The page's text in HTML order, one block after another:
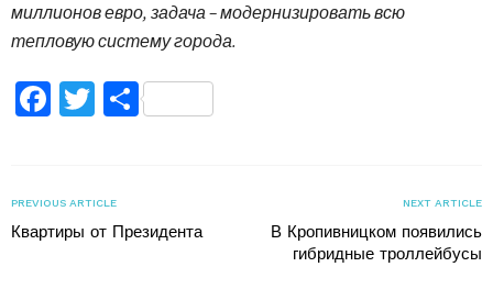
миллионов евро, задача – модернизировать всю
тепловую систему города.
Facebook
TwitterПоділитися
PREVIOUS ARTICLE
Квартиры от Президента
NEXT ARTICLE
В Кропивницком появились
гибридные троллейбусы